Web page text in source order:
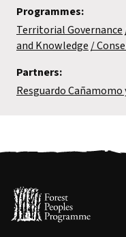
Programmes:
Territorial Governance
and Knowledge
Partners:
Resguardo